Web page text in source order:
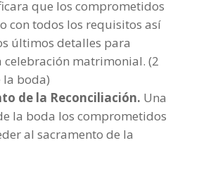
que los comprometidos
con todos los requisitos así
últimos detalles para
celebración matrimonial. (2
la boda)
de la Reconciliación. Una
la boda los comprometidos
al sacramento de la